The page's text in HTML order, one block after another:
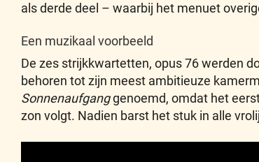
als derde deel – waarbij het menuet
Een muzikaal voorbeeld
De zes strijkkwartetten, opus 76 werden
behoren tot zijn meest ambitieuze
Sonnenaufganggenoemd, omdat het
zon volgt. Nadien barst het stuk in alle